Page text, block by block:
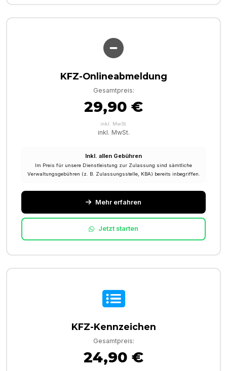
KFZ-Onlineabmeldung
Gesamtpreis:
29,90 €
inkl. MwSt.
inkl. MwSt.
Inkl. allen Gebühren
Im Preis für unsere Dienstleistung zur Zulassung sind sämtliche
Verwaltungsgebühren (z. B. Zulassungsstelle, KBA) bereits inbegriffen.
Mehr erfahren
Jetzt starten
KFZ-Kennzeichen
Gesamtpreis:
24,90 €